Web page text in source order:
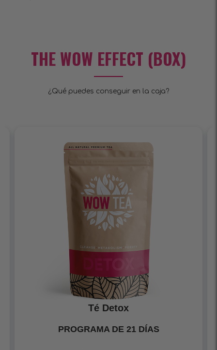
THE WOW EFFECT (BOX)
¿Qué puedes conseguir en la caja?
Té Detox
PROGRAMA DE 21 DÍAS